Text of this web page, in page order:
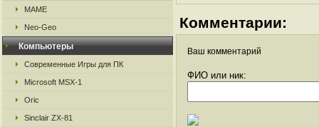
MAME
Neo-Geo
Компьютеры
Современные Игры для ПК
Microsoft MSX-1
Oric
Sinclair ZX-81
Комментарии:
Ваш комментарий
ФИО или ник: